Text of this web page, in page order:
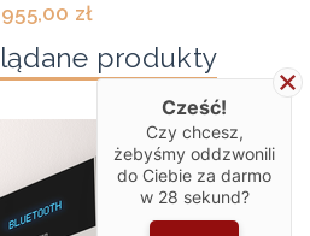
zł
produkty
Cześć!
Czy chcesz,
żebyśmy oddzwonili
do Ciebie za darmo
w 28 sekund?